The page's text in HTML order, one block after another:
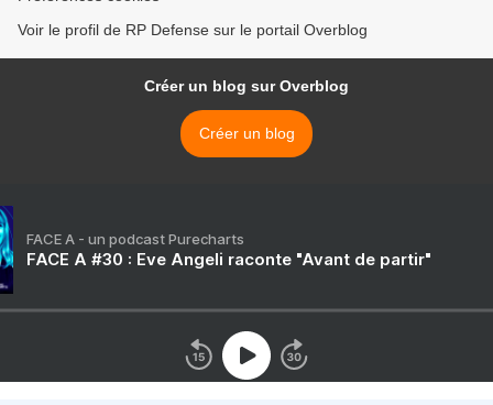
Voir le profil de RP Defense sur le portail Overblog
Créer un blog sur Overblog
Créer un blog
FACE A - un podcast Purecharts
FACE A #30 : Eve Angeli raconte "Avant de partir"